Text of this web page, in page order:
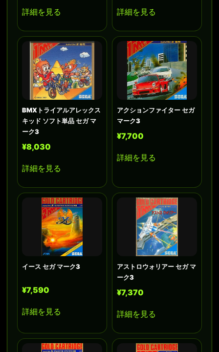
詳細を見る 詳細を見る
BMXトライアルアレックス
キッド ソフト単品 セガ マ
ーク3
¥8,030
詳細を見る
アクションファイター セガ
マーク3
¥7,700
詳細を見る
イース セガ マーク3
¥7,590
詳細を見る
アストロウォリアー セガ マ
ーク3
¥7,370
詳細を見る